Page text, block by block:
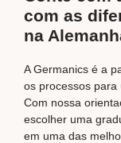
com as
na
A Germanics é a
os processos para
Com nossa
escolher uma
em uma das